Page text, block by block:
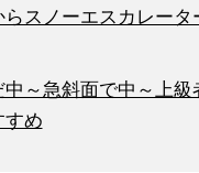
スノーエスカレータ
～急斜面で中～上級
すめ